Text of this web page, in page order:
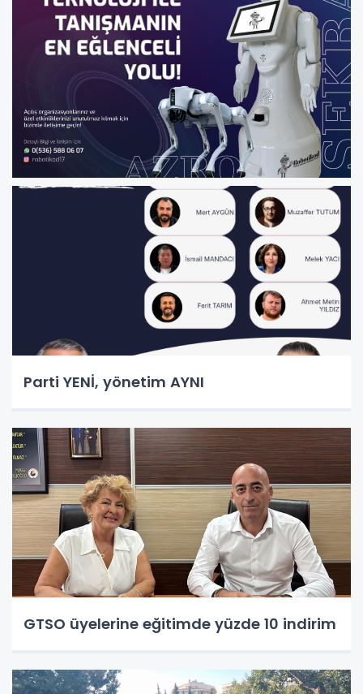
Parti YENİ, yönetim AYNI
GTSO üyelerine eğitimde yüzde 10 indirim